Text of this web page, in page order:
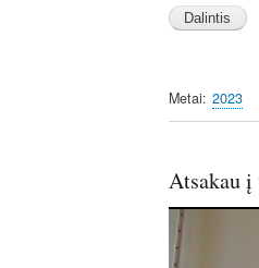
a
Metai 2023
Atsakau į